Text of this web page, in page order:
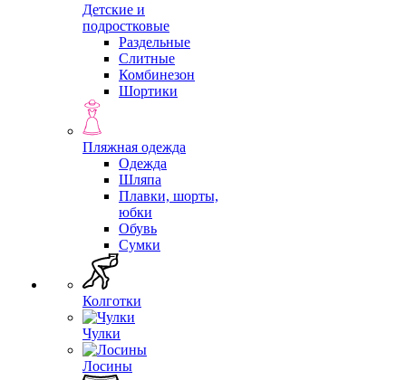
Детские и
подростковые
Раздельные
Слитные
Комбинезон
Шортики
Пляжная одежда
Одежда
Шляпа
Плавки, шорты,
юбки
Обувь
Сумки
Колготки
Чулки
Лосины